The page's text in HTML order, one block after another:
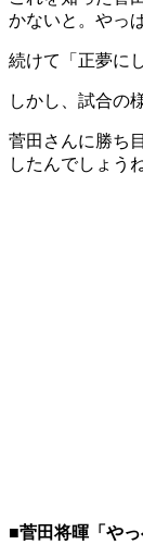
かないと。やっ
続けて「正夢に
しかし、試合の
菅田さんに勝ち
したんでしょう
■菅田将暉「や